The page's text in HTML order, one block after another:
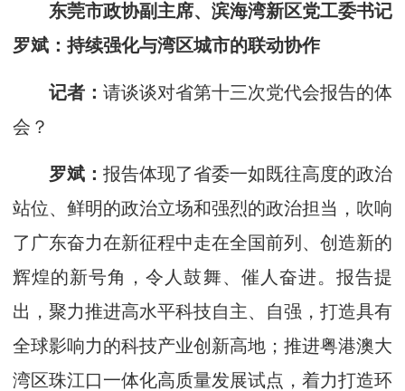
东莞市政协副主席、滨海湾新区党工委书记
罗斌：持续强化与湾区城市的联动协作
记者： 请谈谈对省第十三次党代会报告的体
会？
罗斌： 报告体现了省委一如既往高度的政治
站位、鲜明的政治立场和强烈的政治担当，吹响
了广东奋力在新征程中走在全国前列、创造新的
辉煌的新号角，令人鼓舞、催人奋进。报告提
出，聚力推进高水平科技自主、自强，打造具有
全球影响力的科技产业创新高地；推进粤港澳大
湾区珠江口一体化高质量发展试点，着力打造环